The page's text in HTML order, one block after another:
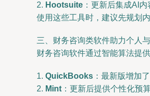
2. Hootsuite ：更新后集成AI
使用这些工具时，建议先规划
三、财务咨询类软件助力个人
财务咨询软件通过智能算法提
1. QuickBooks ：最新版增加
2. Mint ：更新后提供个性化预